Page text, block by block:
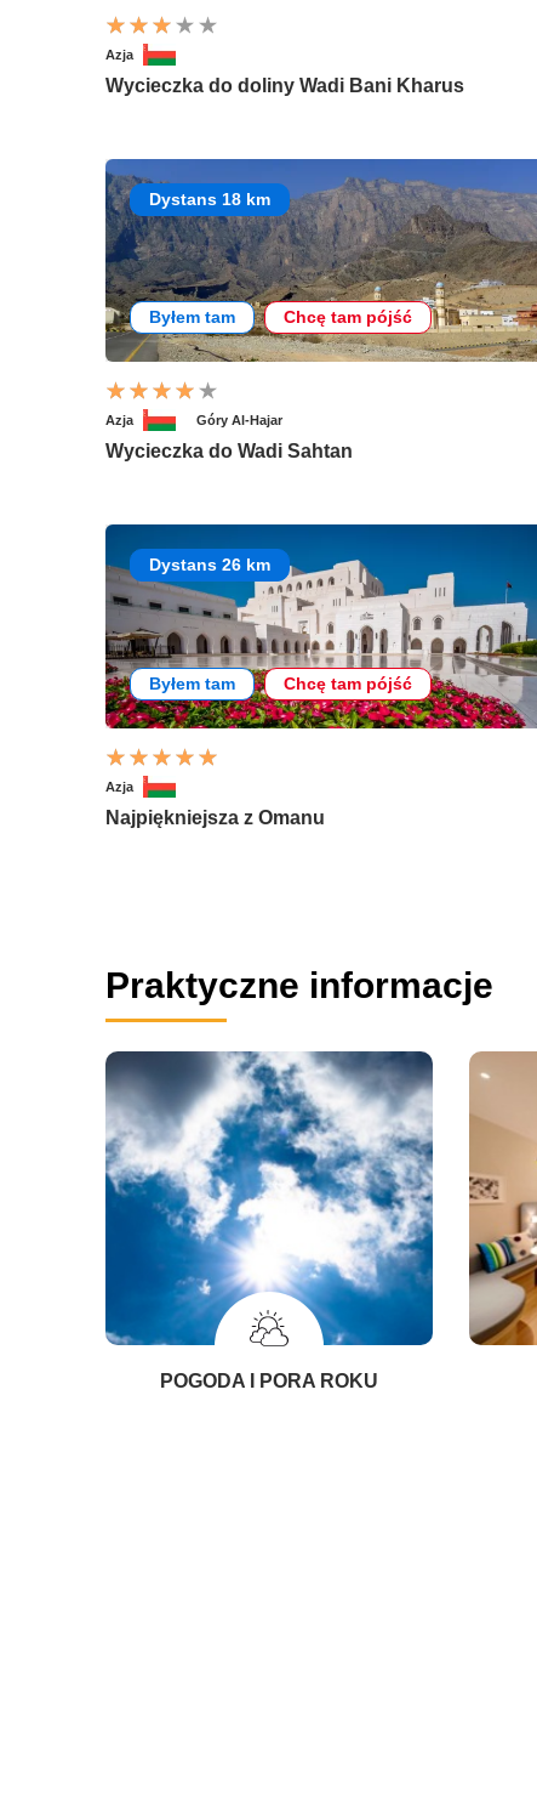
Azja
Wycieczka do doliny Wadi Bani Kharus
Dystans 18 km
Byłem tam Chcę tam pójść
Azja Góry Al-Hajar
Wycieczka do Wadi Sahtan
Dystans 26 km
Byłem tam Chcę tam pójść
Azja
Najpiękniejsza z Omanu
Praktyczne informacje
POGODA I PORA ROKU